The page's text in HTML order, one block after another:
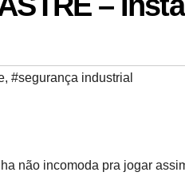
, #segurança industrial
não incomoda pra jogar